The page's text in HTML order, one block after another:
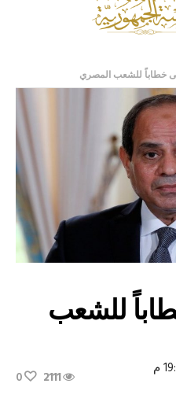
للشعب المصري
للشعب
2111
0